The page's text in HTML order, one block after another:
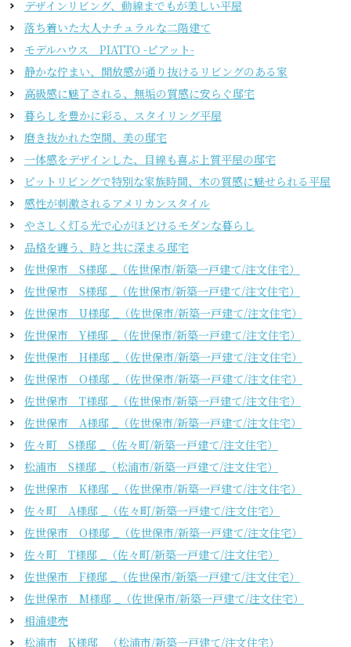
デザインリビング、動線までもが美しい平屋
落ち着いた大人ナチュラルな二階建て
モデルハウス PIATTO -ピアット-
静かな佇まい、開放感が通り抜けるリビングのある家
高級感に魅了される、無垢の質感に安らぐ邸宅
暮らしを豊かに彩る、スタイリング平屋
磨き抜かれた空間、美の邸宅
一体感をデザインした、目線も喜ぶ上質平屋の邸宅
ピットリビングで特別な家族時間、木の質感に魅せられる平屋
感性が刺激されるアメリカンスタイル
やさしく灯る光で心がほどけるモダンな暮らし
品格を纏う、時と共に深まる邸宅
佐世保市 S様邸 _（佐世保市/新築一戸建て/注文住宅）
佐世保市 S様邸 _（佐世保市/新築一戸建て/注文住宅）
佐世保市 U様邸 _（佐世保市/新築一戸建て/注文住宅）
佐世保市 Y様邸 _（佐世保市/新築一戸建て/注文住宅）
佐世保市 H様邸 _（佐世保市/新築一戸建て/注文住宅）
佐世保市 O様邸 _（佐世保市/新築一戸建て/注文住宅）
佐世保市 T様邸 _（佐世保市/新築一戸建て/注文住宅）
佐世保市 A様邸 _（佐世保市/新築一戸建て/注文住宅）
佐々町 S様邸 _（佐々町/新築一戸建て/注文住宅）
松浦市 S様邸 _（松浦市/新築一戸建て/注文住宅）
佐世保市 K様邸 _（佐世保市/新築一戸建て/注文住宅）
佐々町 A様邸 _（佐々町/新築一戸建て/注文住宅）
佐世保市 O様邸 _（佐世保市/新築一戸建て/注文住宅）
佐々町 T様邸 _（佐々町/新築一戸建て/注文住宅）
佐世保市 F様邸 _（佐世保市/新築一戸建て/注文住宅）
佐世保市 M様邸 _（佐世保市/新築一戸建て/注文住宅）
相浦建売
松浦市 K様邸 _（松浦市/新築一戸建て/注文住宅）